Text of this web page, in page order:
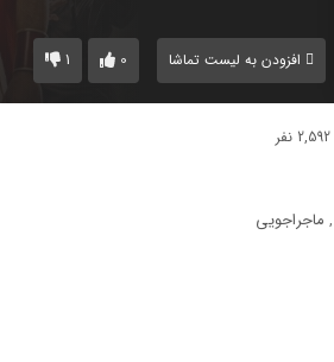
افزودن به لیست تماشا 0
1
, ماجراجویی